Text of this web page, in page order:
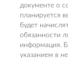
документе о
планируется
будет
обязанности
информация.
указанием в